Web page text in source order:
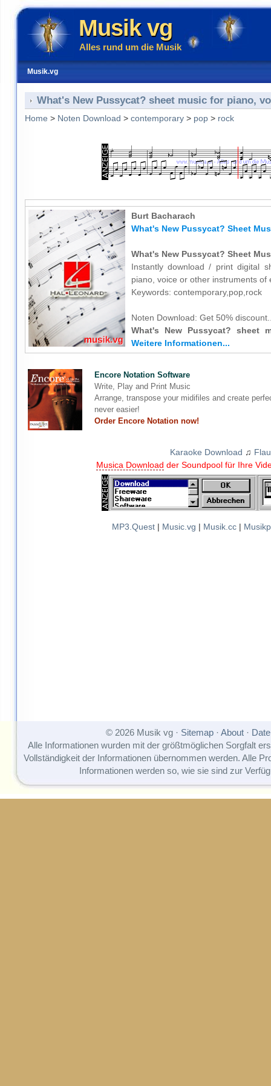
Musik vg
Alles rund um die Musik
Musik.vg
What's New Pussycat? sheet music for piano,
Home > Noten Download > contemporary> pop> rock
Burt Bacharach
What's New Pussycat? Sheet
What's New Pussycat? Sheet
Instantly download / print digital
piano, voice or other instruments of
Keywords: contemporary,pop,rock
Noten Download: Get 50%
What's New Pussycat? sheet
Weitere Informationen...
Encore Notation Software
Write, Play and Print Music
Arrange, transpose your midifiles and create
never easier!
Order Encore Notation now!
Karaoke Download ♫
Musica Download der Soundpool für Ihre
MP3.Quest| Music.vg | Musik.cc|
© 2026 Musik vg · Sitemap· About·
Alle Informationen wurden mit der größtmöglichen Sorgfalt
Vollständigkeit der Informationen übernommen werden. Alle
Informationen werden so, wie sie sind zur